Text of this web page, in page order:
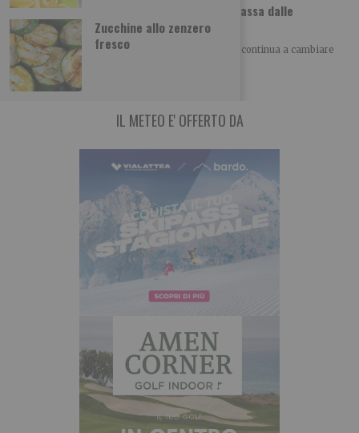
Zucchine allo zenzero
fresco
Dolci etnici a Torino, il viaggio nel mondo passa dalle
pasticcerie
SCOPRI – TO ALLA SCOPERTA DI TORINO Torino continua a cambiare
volto anche attraverso il cibo.
IL METEO E' OFFERTO DA